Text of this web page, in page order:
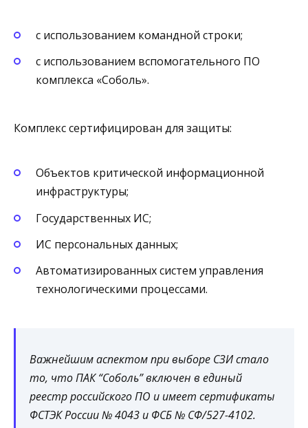
с использованием командной строки;
с использованием вспомогательного ПО
комплекса «Соболь».
Комплекс сертифицирован для защиты:
Объектов критической информационной
инфраструктуры;
Государственных ИС;
ИС персональных данных;
Автоматизированных систем управления
технологическими процессами.
Важнейшим аспектом при выборе СЗИ стало
то, что ПАК “Соболь” включен в единый
реестр российского ПО и имеет сертификаты
ФСТЭК России № 4043 и ФСБ № СФ/527-4102.